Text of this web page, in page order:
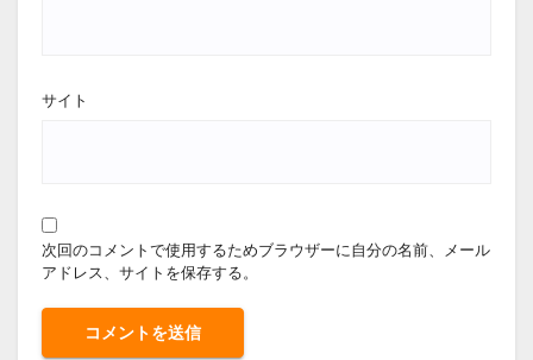
サイト
次回のコメントで使用するためブラウザーに自分の名前、メール
アドレス、サイトを保存する。